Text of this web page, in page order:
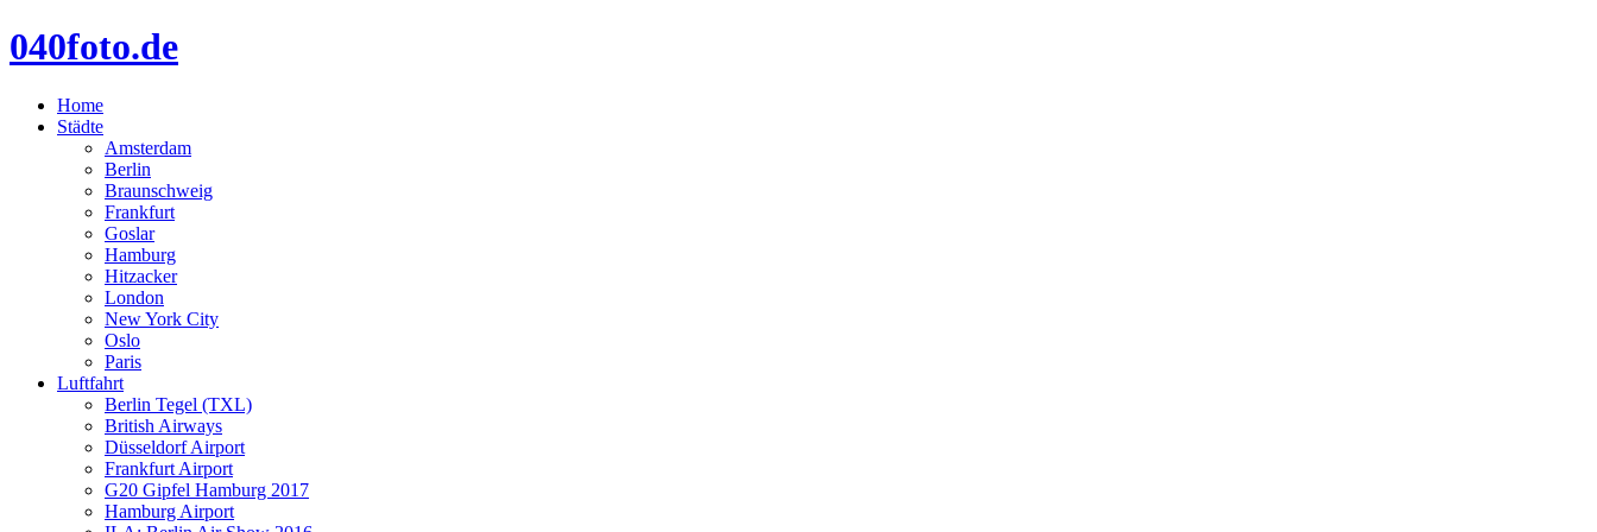
040foto.de
Home
Städte
Amsterdam
Berlin
Braunschweig
Frankfurt
Goslar
Hamburg
Hitzacker
London
New York City
Oslo
Paris
Luftfahrt
Berlin Tegel (TXL)
British Airways
Düsseldorf Airport
Frankfurt Airport
G20 Gipfel Hamburg 2017
Hamburg Airport